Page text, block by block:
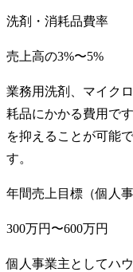
洗剤・消耗品費率
売上高の3%〜5%
業務用洗剤、マイク
耗品にかかる費用で
を抑えることが可能
す。
年間売上目標（個人事
300万円〜600万円
個人事業主としてハ